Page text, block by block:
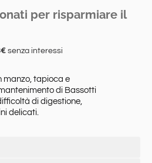
per risparmiare il
senza interessi
manzo, tapioca e
di Bassotti
di digestione,
delicati.